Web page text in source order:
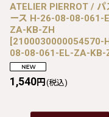
ATELIER PIERROT / パ
ース H-26-08-08-061-
ZA-KB-ZH
[2100030000054570-
08-08-061-EL-ZA-KB-
1,540円 (税込)